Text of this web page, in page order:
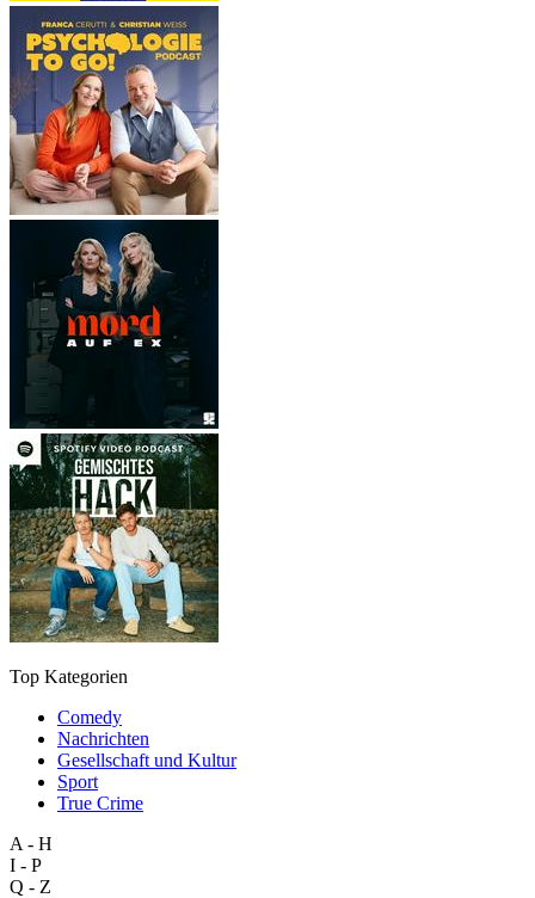
Top Kategorien
Comedy
Nachrichten
Gesellschaft und Kultur
Sport
True Crime
A - H
I - P
Q - Z